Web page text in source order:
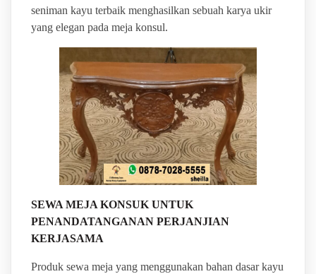
seniman kayu terbaik menghasilkan sebuah karya ukir
yang elegan pada meja konsul.
SEWA MEJA KONSUK UNTUK
PENANDATANGANAN PERJANJIAN
KERJASAMA
Produk sewa meja yang menggunakan bahan dasar kayu